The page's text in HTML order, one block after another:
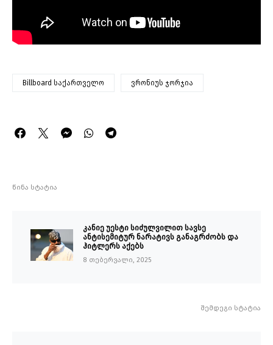
Billboard საქართველო ვრონიუს ჯორჯია
წინა სტატია
კანიე უესტი სიძულვილით სავსე
ანტისემიტურ ნარატივს განაგრძობს და
ჰიტლერს აქებს
8 თებერვალი, 2025
შემდეგი სტატია